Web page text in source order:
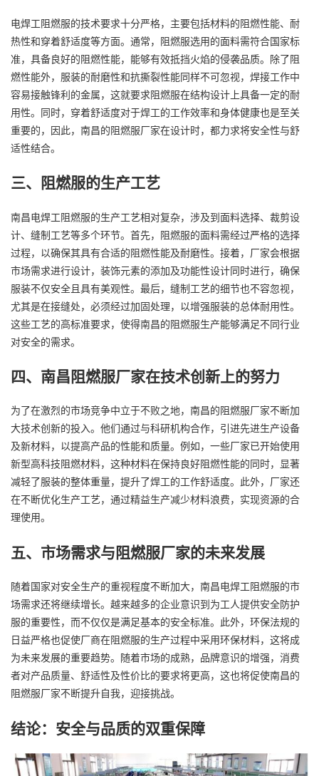
电焊工阻燃服的技术要求十分严格，主要包括材料的阻燃性能、耐
热性和穿着舒适度等方面。通常，阻燃服选用的面料需符合国家标
准，具备良好的阻燃性能，能够有效抵挡火焰的侵袭品质。除了阻
燃性能外，服装的耐磨性和抗撕裂性能同样不可忽视，焊接工作中
容易接触锋利的金属，这就要求阻燃服在结构设计上具备一定的耐
用性。同时，穿着舒适度对于焊工的工作效率和身体健康也是至关
重要的，因此，南昌的阻燃服厂家在设计时，都力求将安全性与舒
适性结合。
三、阻燃服的生产工艺
南昌电焊工阻燃服的生产工艺相对复杂，涉及到面料选择、裁剪设
计、缝制工艺等多个环节。首先，阻燃服的面料需经过严格的选择
过程，以确保其具有合适的阻燃性能及耐磨性。接着，厂家会根据
市场需求进行设计，装饰元素的添加及功能性设计同时进行，确保
服装不仅安全且具有美观性。最后，缝制工艺的细节也不容忽视，
尤其是在接缝处，必须经过加固处理，以增强服装的总体耐用性。
这些工艺的高标准要求，使得南昌的阻燃服生产能够满足不同行业
对安全的需求。
四、南昌阻燃服厂家在技术创新上的努力
为了在激烈的市场竞争中立于不败之地，南昌的阻燃服厂家不断加
大技术创新的投入。他们通过与科研机构合作，引进先进生产设备
及新材料，以提高产品的性能和质量。例如，一些厂家已开始使用
新型高科技阻燃材料，这种材料在保持良好阻燃性能的同时，显著
减轻了服装的整体重量，提升了焊工的工作舒适度。此外，厂家还
在不断优化生产工艺，通过精益生产减少材料浪费，实现资源的合
理使用。
五、市场需求与阻燃服厂家的未来发展
随着国家对安全生产的重视程度不断加大，南昌电焊工阻燃服的市
场需求还将继续增长。越来越多的企业意识到为工人提供安全防护
服的重要性，而不仅仅是满足基本的安全标准。此外，环保法规的
日益严格也促使厂商在阻燃服的生产过程中采用环保材料，这将成
为未来发展的重要趋势。随着市场的成熟，品牌意识的增强，消费
者对产品质量、舒适性及性价比的要求将更高，这也将促使南昌的
阻燃服厂家不断提升自我，迎接挑战。
结论：安全与品质的双重保障